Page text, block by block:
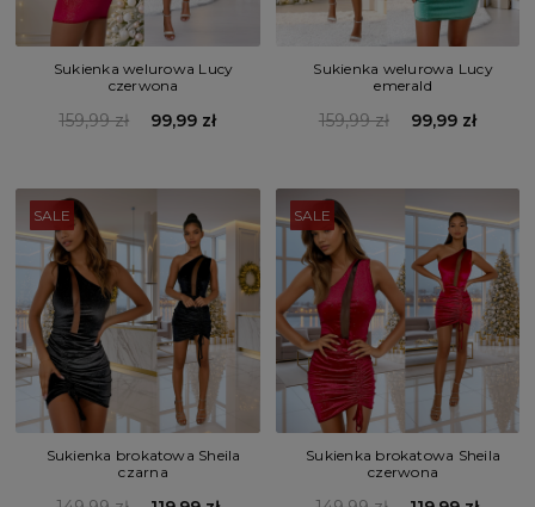
Sukienka welurowa Lucy
czerwona
159,99 zł 99,99 zł
Sukienka welurowa Lucy
emerald
159,99 zł 99,99 zł
SALE
Sukienka brokatowa Sheila
czarna
SALE
Sukienka brokatowa Sheila
czerwona